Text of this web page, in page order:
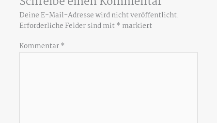
Deine E-Mail-Adresse wird nicht veröffentlicht.
Erforderliche Felder sind mit* markiert
Kommentar*